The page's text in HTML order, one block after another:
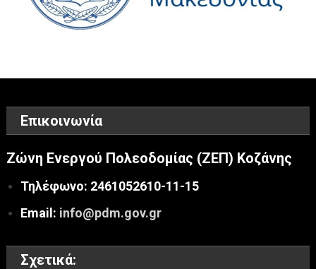
Επικοινωνία
Ζώνη Ενεργού Πολεοδομίας (ΖΕΠ) Κοζάνης
Τηλέφωνο: 2461052610-11-15
Email: info@pdm.gov.gr
Σχετικά: